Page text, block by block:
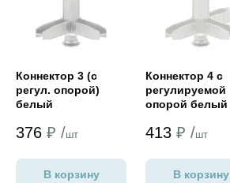
Коннектор 3 (с
регул. опорой)
белый
376 ₽ /шт
В корзину
Коннектор 4 с
регулируемой
опорой белый
413 ₽ /шт
В корзину